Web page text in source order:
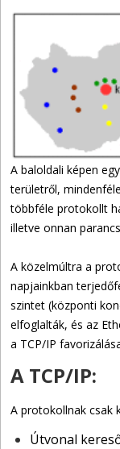
A baloldali képen
területről,
többféle protokollt
illetve onnan
A közelmúltra a
napjainkban
szintet (központi
elfoglalták, és az
a TCP/IP
A TCP/IP:
A protokollnak csak
Útvonal